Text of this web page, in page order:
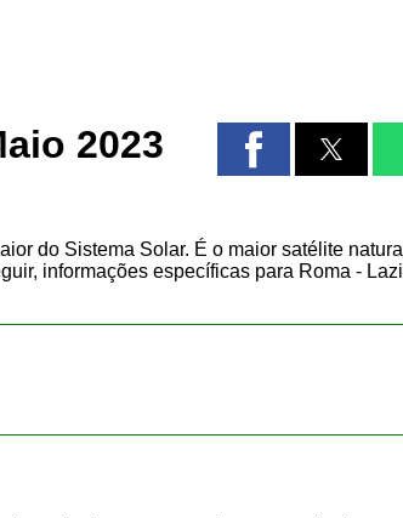
2023
do Sistema Solar. É o maior satélite
informações específicas para Roma -